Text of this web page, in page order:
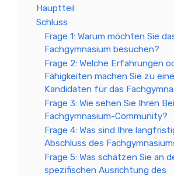
Hauptteil
Schluss
Frage 1: Warum möchten Sie
Fachgymnasium besuchen?
Frage 2: Welche Erfahrungen
Fähigkeiten machen Sie zu
Kandidaten für das
Frage 3: Wie sehen Sie Ihren
Fachgymnasium-Community?
Frage 4: Was sind Ihre
Abschluss des
Frage 5: Was schätzen Sie an
spezifischen Ausrichtung des